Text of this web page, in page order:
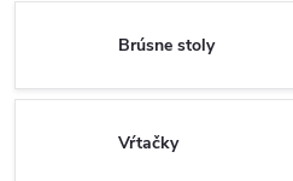
Brúsne stoly
Vŕtačky